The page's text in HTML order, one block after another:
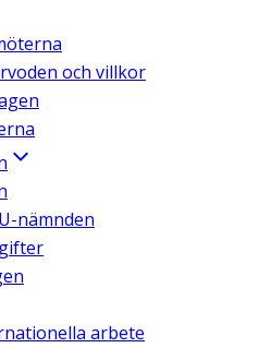
och villkor
nämnden
arbete